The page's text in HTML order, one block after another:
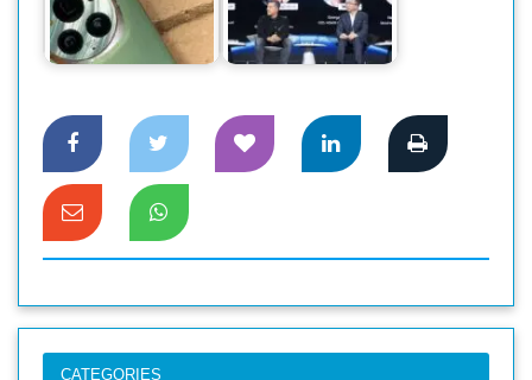
পছন্দের শীর্ষে প্রিমিয়াম
ফ্ল্যাগশিপ অনারের
ম্যাজিক ৬ প্রো
আইএফএ ২০২৪
প্রদর্শনীতে অনারের চমক
CATEGORIES